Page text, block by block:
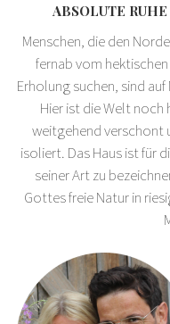
ABSOLUTE
Menschen, die den
fernab vom
Erholung suchen, sind
Hier ist die Welt
weitgehend verschont
isoliert. Das Haus ist für
seiner Art zu
Gottes freie Natur in